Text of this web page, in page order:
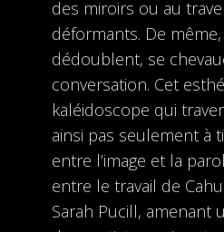
des miroirs ou au
déformants. De
dédoublent, se
conversation. Cet
kaléidoscope qui
ainsi pas seulement à
entre l’image et la
entre le travail de
Sarah Pucill, amenant